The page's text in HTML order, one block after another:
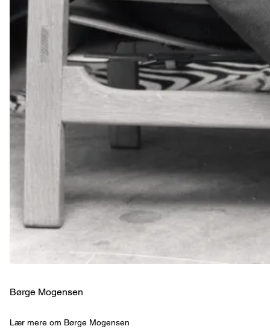
Børge Mogensen
Lær mere om Børge Mogensen